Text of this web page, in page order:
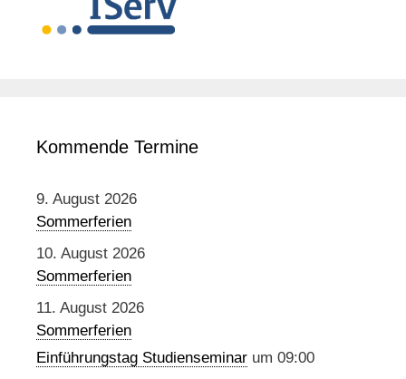
Kommende Termine
9. August 2026
Sommerferien
10. August 2026
Sommerferien
11. August 2026
Sommerferien
Einführungstag Studienseminar um 09:00